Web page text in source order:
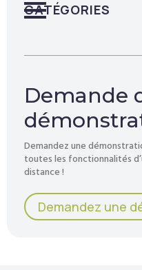
CATÉGORIES
Demande
Demandez une
toutes les fonctionnalités
distance !
Demandez une